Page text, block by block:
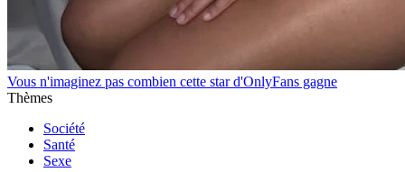
Vous n'imaginez pas combien cette star d'OnlyFans gagne
Thèmes
Société
Santé
Sexe